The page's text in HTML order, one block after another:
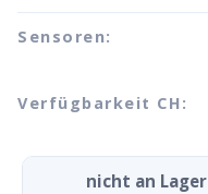
Sensoren:
Verfügbarkeit CH:
nicht an Lager